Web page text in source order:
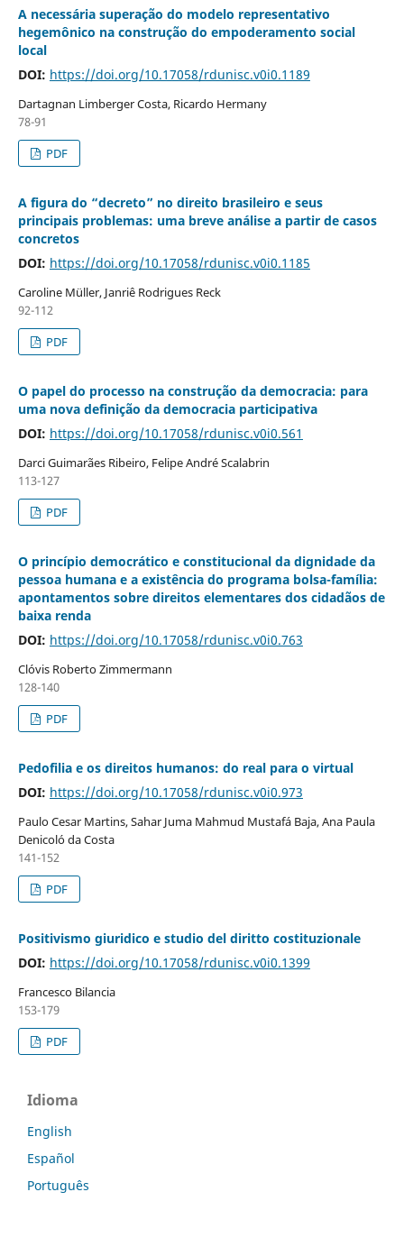
A necessária superação do modelo representativo
hegemônico na construção do empoderamento social
local
DOI: https://doi.org/10.17058/rdunisc.v0i0.1189
Dartagnan Limberger Costa, Ricardo Hermany
78-91
PDF
A figura do “decreto” no direito brasileiro e seus
principais problemas: uma breve análise a partir de casos
concretos
DOI: https://doi.org/10.17058/rdunisc.v0i0.1185
Caroline Müller, Janriê Rodrigues Reck
92-112
PDF
O papel do processo na construção da democracia: para
uma nova definição da democracia participativa
DOI: https://doi.org/10.17058/rdunisc.v0i0.561
Darci Guimarães Ribeiro, Felipe André Scalabrin
113-127
PDF
O princípio democrático e constitucional da dignidade da
pessoa humana e a existência do programa bolsa-família:
apontamentos sobre direitos elementares dos cidadãos de
baixa renda
DOI: https://doi.org/10.17058/rdunisc.v0i0.763
Clóvis Roberto Zimmermann
128-140
PDF
Pedofilia e os direitos humanos: do real para o virtual
DOI: https://doi.org/10.17058/rdunisc.v0i0.973
Paulo Cesar Martins, Sahar Juma Mahmud Mustafá Baja, Ana Paula
Denicoló da Costa
141-152
PDF
Positivismo giuridico e studio del diritto costituzionale
DOI: https://doi.org/10.17058/rdunisc.v0i0.1399
Francesco Bilancia
153-179
PDF
Idioma
English
Español
Português